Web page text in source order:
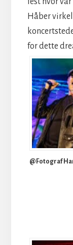
Håber
for dette
@Fotograf